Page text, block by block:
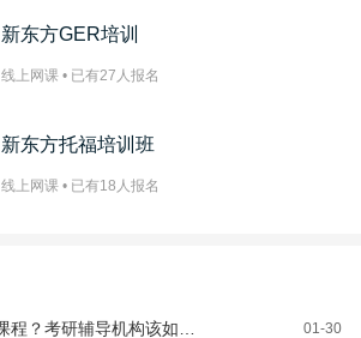
新东方GER培训
线上网课 • 已有27 人报名
新东方托福培训班
线上网课 • 已有18 人报名
01-30